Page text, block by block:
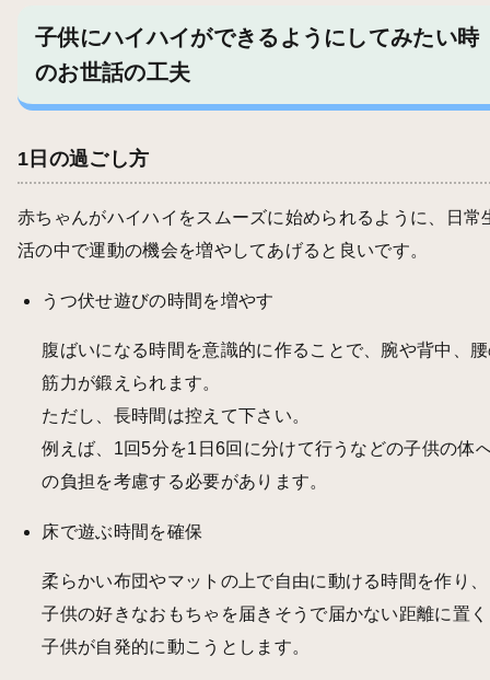
子供にハイハイができるようにしてみたい時
のお世話の工夫
1日の過ごし方
赤ちゃんがハイハイをスムーズに始められるように、日常
活の中で運動の機会を増やしてあげると良いです。
うつ伏せ遊びの時間を増やす
腹ばいになる時間を意識的に作ることで、腕や背中、
筋力が鍛えられます。
ただし、長時間は控えて下さい。
例えば、1回5分を1日6回に分けて行うなどの子供の体
の負担を考慮する必要があります。
床で遊ぶ時間を確保
柔らかい布団やマットの上で自由に動ける時間を作り、
子供の好きなおもちゃを届きそうで届かない距離に置
子供が自発的に動こうとします。